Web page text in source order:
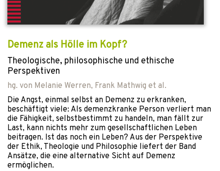
Demenz als Hölle im Kopf?
Theologische, philosophische und ethische
Perspektiven
hg. von Melanie Werren, Frank Mathwig et al.
Die Angst, einmal selbst an Demenz zu erkranken,
beschäftigt viele: Als demenzkranke Person verliert man
die Fähigkeit, selbstbestimmt zu handeln, man fällt zur
Last, kann nichts mehr zum gesellschaftlichen Leben
beitragen. Ist das noch ein Leben? Aus der Perspektive
der Ethik, Theologie und Philosophie liefert der Band
Ansätze, die eine alternative Sicht auf Demenz
ermöglichen.